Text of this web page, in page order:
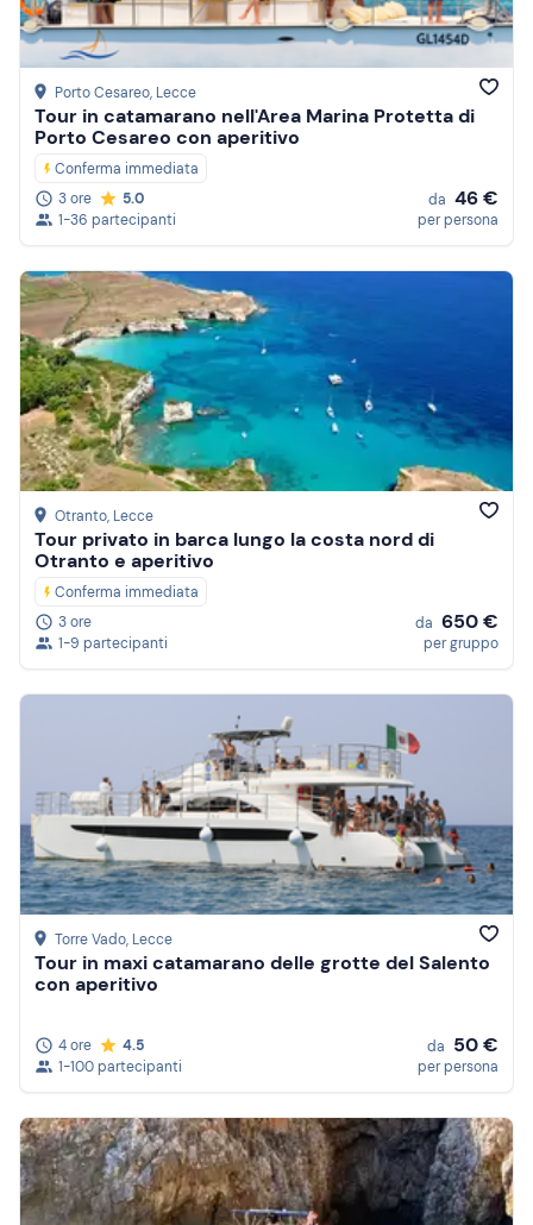
Porto Cesareo, Lecce
Tour in catamarano nell'Area Marina Protetta di
Porto Cesareo con aperitivo
Conferma immediata
3 ore
5.0
1-36 partecipanti
da 46 €
per persona
Otranto, Lecce
Tour privato in barca lungo la costa nord di
Otranto e aperitivo
Conferma immediata
3 ore
1-9 partecipanti
da 650 €
per gruppo
Torre Vado, Lecce
Tour in maxi catamarano delle grotte del Salento
con aperitivo
4 ore
4.5
1-100 partecipanti
da 50 €
per persona